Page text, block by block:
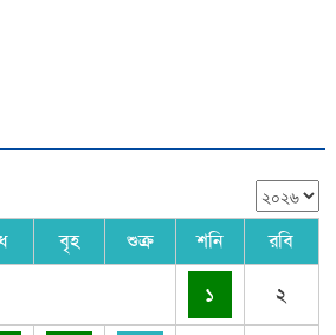
বৃহ শুক্র শনি রবি
১ ২